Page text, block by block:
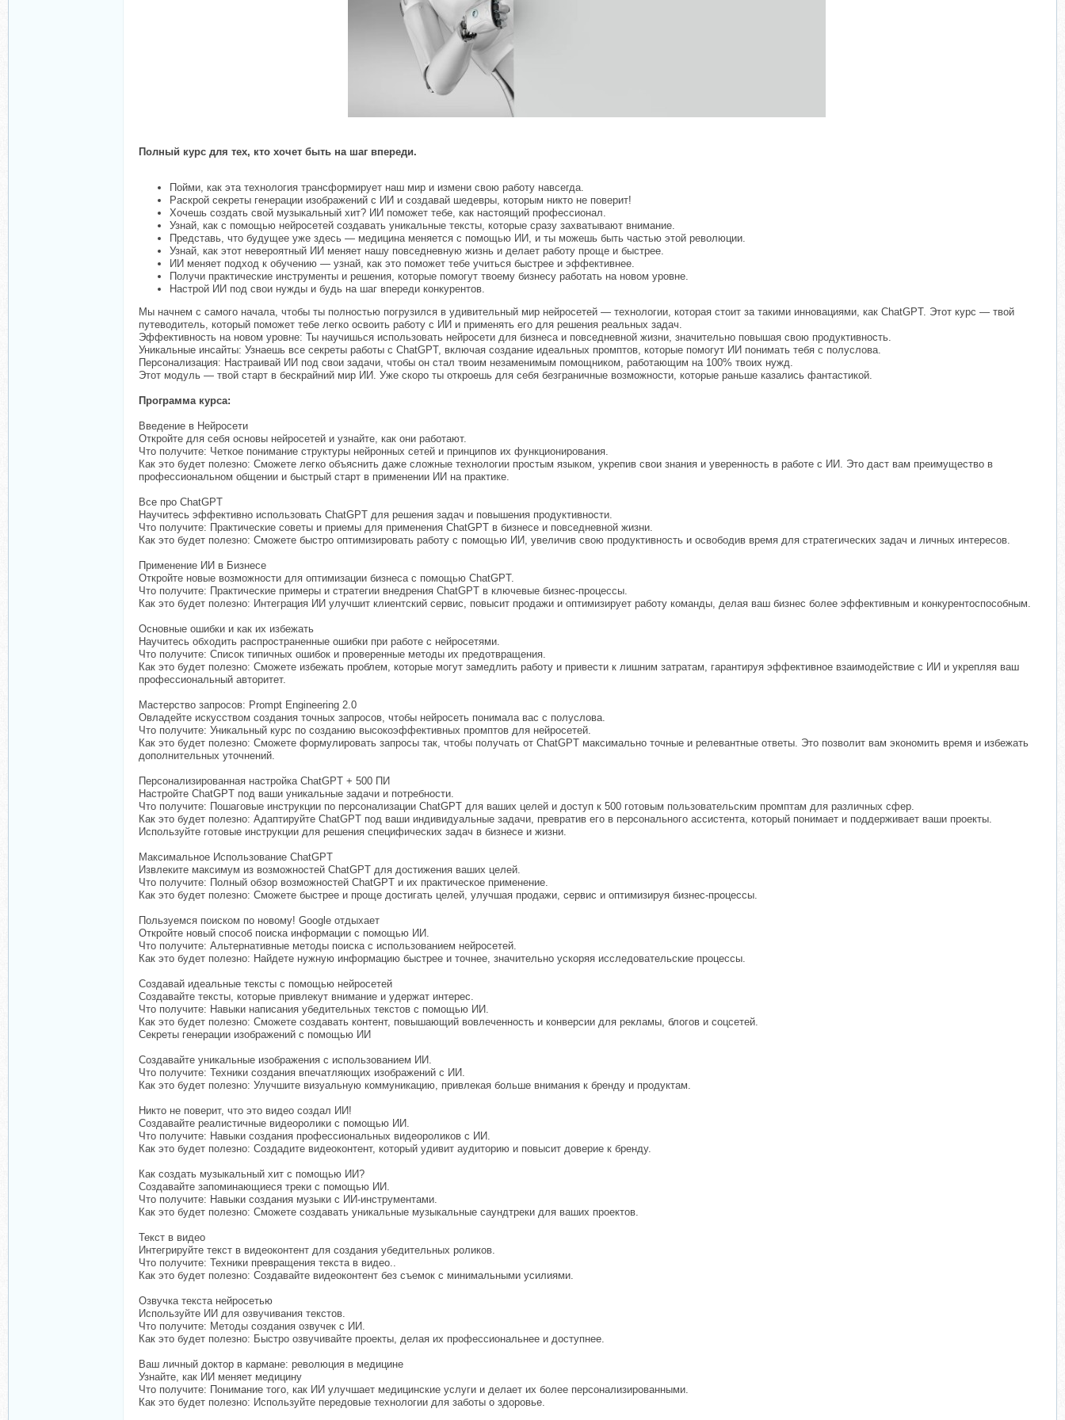
Полный курс для тех, кто хочет быть на шаг впереди.
Пойми, как эта технология трансформирует наш мир и измени свою работу навсегда.
Раскрой секреты генерации изображений с ИИ и создавай шедевры, которым никто не поверит!
Хочешь создать свой музыкальный хит? ИИ поможет тебе, как настоящий профессионал.
Узнай, как с помощью нейросетей создавать уникальные тексты, которые сразу захватывают внимание.
Представь, что будущее уже здесь — медицина меняется с помощью ИИ, и ты можешь быть частью этой революции.
Узнай, как этот невероятный ИИ меняет нашу повседневную жизнь и делает работу проще и быстрее.
ИИ меняет подход к обучению — узнай, как это поможет тебе учиться быстрее и эффективнее.
Получи практические инструменты и решения, которые помогут твоему бизнесу работать на новом уровне.
Настрой ИИ под свои нужды и будь на шаг впереди конкурентов.
Мы начнем с самого начала, чтобы ты полностью погрузился в удивительный мир нейросетей — технологии, которая стоит за такими инновациями, как ChatGPT. Этот курс — твой
путеводитель, который поможет тебе легко освоить работу с ИИ и применять его для решения реальных задач.
Эффективность на новом уровне: Ты научишься использовать нейросети для бизнеса и повседневной жизни, значительно повышая свою продуктивность.
Уникальные инсайты: Узнаешь все секреты работы с ChatGPT, включая создание идеальных промптов, которые помогут ИИ понимать тебя с полуслова.
Персонализация: Настраивай ИИ под свои задачи, чтобы он стал твоим незаменимым помощником, работающим на 100% твоих нужд.
Этот модуль — твой старт в бескрайний мир ИИ. Уже скоро ты откроешь для себя безграничные возможности, которые раньше казались фантастикой.
Программа курса:
Введение в Нейросети
Откройте для себя основы нейросетей и узнайте, как они работают.
Что получите: Четкое понимание структуры нейронных сетей и принципов их функционирования.
Как это будет полезно: Сможете легко объяснить даже сложные технологии простым языком, укрепив свои знания и уверенность в работе с ИИ. Это даст вам преимущество в
профессиональном общении и быстрый старт в применении ИИ на практике.
Все про ChatGPT
Научитесь эффективно использовать ChatGPT для решения задач и повышения продуктивности.
Что получите: Практические советы и приемы для применения ChatGPT в бизнесе и повседневной жизни.
Как это будет полезно: Сможете быстро оптимизировать работу с помощью ИИ, увеличив свою продуктивность и освободив время для стратегических задач и личных интересов.
Применение ИИ в Бизнесе
Откройте новые возможности для оптимизации бизнеса с помощью ChatGPT.
Что получите: Практические примеры и стратегии внедрения ChatGPT в ключевые бизнес-процессы.
Как это будет полезно: Интеграция ИИ улучшит клиентский сервис, повысит продажи и оптимизирует работу команды, делая ваш бизнес более эффективным и конкурентоспособным.
Основные ошибки и как их избежать
Научитесь обходить распространенные ошибки при работе с нейросетями.
Что получите: Список типичных ошибок и проверенные методы их предотвращения.
Как это будет полезно: Сможете избежать проблем, которые могут замедлить работу и привести к лишним затратам, гарантируя эффективное взаимодействие с ИИ и укрепляя ваш
профессиональный авторитет.
Мастерство запросов: Prompt Engineering 2.0
Овладейте искусством создания точных запросов, чтобы нейросеть понимала вас с полуслова.
Что получите: Уникальный курс по созданию высокоэффективных промптов для нейросетей.
Как это будет полезно: Сможете формулировать запросы так, чтобы получать от ChatGPT максимально точные и релевантные ответы. Это позволит вам экономить время и избежать
дополнительных уточнений.
Персонализированная настройка ChatGPT + 500 ПИ
Настройте ChatGPT под ваши уникальные задачи и потребности.
Что получите: Пошаговые инструкции по персонализации ChatGPT для ваших целей и доступ к 500 готовым пользовательским промптам для различных сфер.
Как это будет полезно: Адаптируйте ChatGPT под ваши индивидуальные задачи, превратив его в персонального ассистента, который понимает и поддерживает ваши проекты.
Используйте готовые инструкции для решения специфических задач в бизнесе и жизни.
Максимальное Использование ChatGPT
Извлеките максимум из возможностей ChatGPT для достижения ваших целей.
Что получите: Полный обзор возможностей ChatGPT и их практическое применение.
Как это будет полезно: Сможете быстрее и проще достигать целей, улучшая продажи, сервис и оптимизируя бизнес-процессы.
Пользуемся поиском по новому! Google отдыхает
Откройте новый способ поиска информации с помощью ИИ.
Что получите: Альтернативные методы поиска с использованием нейросетей.
Как это будет полезно: Найдете нужную информацию быстрее и точнее, значительно ускоряя исследовательские процессы.
Создавай идеальные тексты с помощью нейросетей
Создавайте тексты, которые привлекут внимание и удержат интерес.
Что получите: Навыки написания убедительных текстов с помощью ИИ.
Как это будет полезно: Сможете создавать контент, повышающий вовлеченность и конверсии для рекламы, блогов и соцсетей.
Секреты генерации изображений с помощью ИИ
Создавайте уникальные изображения с использованием ИИ.
Что получите: Техники создания впечатляющих изображений с ИИ.
Как это будет полезно: Улучшите визуальную коммуникацию, привлекая больше внимания к бренду и продуктам.
Никто не поверит, что это видео создал ИИ!
Создавайте реалистичные видеоролики с помощью ИИ.
Что получите: Навыки создания профессиональных видеороликов с ИИ.
Как это будет полезно: Создадите видеоконтент, который удивит аудиторию и повысит доверие к бренду.
Как создать музыкальный хит с помощью ИИ?
Создавайте запоминающиеся треки с помощью ИИ.
Что получите: Навыки создания музыки с ИИ-инструментами.
Как это будет полезно: Сможете создавать уникальные музыкальные саундтреки для ваших проектов.
Текст в видео
Интегрируйте текст в видеоконтент для создания убедительных роликов.
Что получите: Техники превращения текста в видео..
Как это будет полезно: Создавайте видеоконтент без съемок с минимальными усилиями.
Озвучка текста нейросетью
Используйте ИИ для озвучивания текстов.
Что получите: Методы создания озвучек с ИИ.
Как это будет полезно: Быстро озвучивайте проекты, делая их профессиональнее и доступнее.
Ваш личный доктор в кармане: революция в медицине
Узнайте, как ИИ меняет медицину
Что получите: Понимание того, как ИИ улучшает медицинские услуги и делает их более персонализированными.
Как это будет полезно: Используйте передовые технологии для заботы о здоровье.